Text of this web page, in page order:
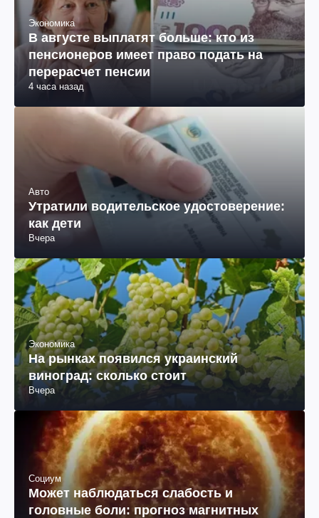
Экономика
В августе выплатят больше: кто из
пенсионеров имеет право подать на
перерасчет пенсии
4 часа назад
Авто
Утратили водительское удостоверение:
как дети
Вчера
Экономика
На рынках появился украинский
виноград: сколько стоит
Вчера
Социум
Может наблюдаться слабость и
головные боли: прогноз магнитных